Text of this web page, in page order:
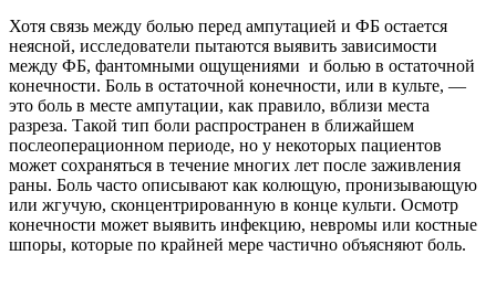
Хотя связь между болью перед ампутацией и ФБ остается
неясной, исследователи пытаются выявить зависимости
между ФБ, фантомными ощущениями и болью в остаточной
конечности. Боль в остаточной конечности, или в культе, —
это боль в месте ампутации, как правило, вблизи места
разреза. Такой тип боли распространен в ближайшем
послеоперационном периоде, но у некоторых пациентов
может сохраняться в течение многих лет после заживления
раны. Боль часто описывают как колющую, пронизывающую
или жгучую, сконцентрированную в конце культи. Осмотр
конечности может выявить инфекцию, невромы или костные
шпоры, которые по крайней мере частично объясняют боль.